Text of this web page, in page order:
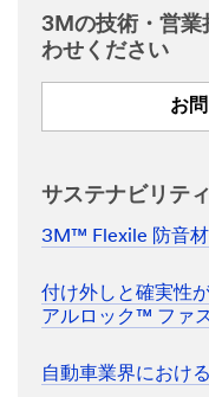
3Mの技術・営業
わせください
お
サステナビリテ
3M™ Flexile 防音
付け外しと確実性
アルロック™ ファ
自動車業界におけ